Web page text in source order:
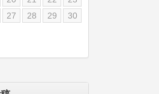
27 28 29
30